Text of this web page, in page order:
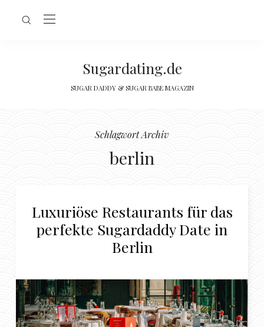
Sugardating.de
SUGAR DADDY & SUGAR BABE MAGAZIN
Schlagwort Archiv
berlin
Luxuriöse Restaurants für das
perfekte Sugardaddy Date in
Berlin